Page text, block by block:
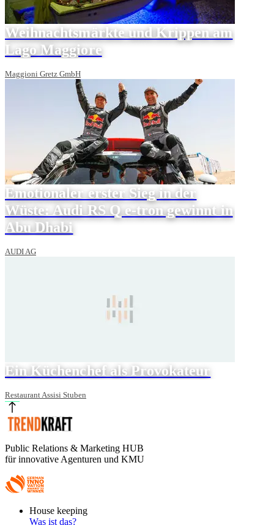
Weihnachtsmärkte und Krippen am
Lago Maggiore
Maggioni Gretz GmbH
Emotionaler erster Sieg in der
Wüste: Audi RS Q e-tron gewinnt in
Abu Dhabi
AUDI AG
Ein Küchenchef als Provokateur
Restaurant Assisi Stuben
Public Relations & Marketing HUB
für innovative Agenturen und KMU
FooterHouse keeping
Was ist das?